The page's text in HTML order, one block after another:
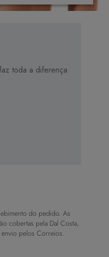
toda a diferença
do pedido. As
cobertas pela Dal Costa,
pelos Correios.